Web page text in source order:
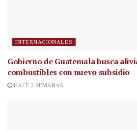
INTERNACIONALES
Gobierno de Guatemala busca
combustibles con nuevo subsidio
HACE 2 SEMANAS